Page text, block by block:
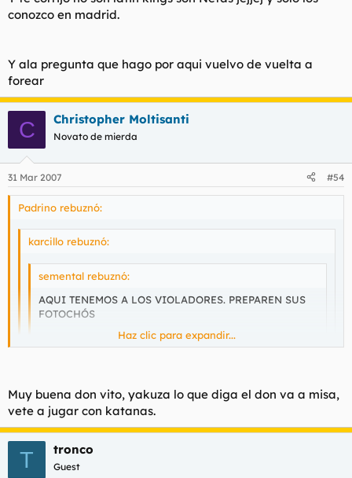
/violacion/
NO me jodais que andan con esos enjendros dios mios que
Saludos cordiales.
conozco en madrid.
Y ala pregunta que hago por aqui vuelvo de vuelta a
forear
C Christopher Moltisanti
Novato de mierda
31 Mar 2007 #54
Padrino rebuznó:
karcillo rebuznó:
semental rebuznó:
AQUI TENEMOS A LOS VIOLADORES. PREPAREN SUS
FOTOCHÓS
¿ESTOS SON LOS QUE NOS QUITAN LAS MUJERES?
https://www.20minutos.es/noticia/218024/0/juicio/latin
/violacion/
Haz clic para expandir...
NO me jodais que andan con esos enjendros dios mios que
asco dan asi se mueran todos y que los violen otra raza de
TIO !!!!!!! Que haces por aqui? Tengo tu sudadera en el kel
Y hoy me la llevo de cena.
Y tu no hables mucho de latin kings que eres coleguita de ellos
jijijiji
Saludos cordiales.
Haz clic para expandir...
Muy buena don vito, yakuza lo que diga el don va a misa,
vete a jugar con katanas.
T tronco
Guest